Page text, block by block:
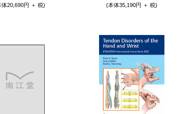
体20,690円 ＋ 税) (本体35,190円 ＋ 税)